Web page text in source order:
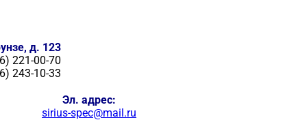
д. 123
221-00-70
243-10-33
Эл. адрес:
sirius-spec@mail.ru